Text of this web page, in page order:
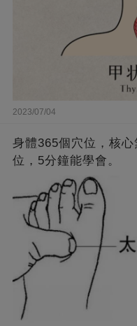
2023/07/04
身體365個穴位，核
位，5分鐘能學會。